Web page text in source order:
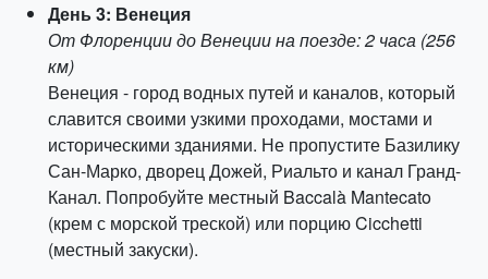
День 3: Венеция
От Флоренции до Венеции на поезде: 2 часа (256
км)
Венеция - город водных путей и каналов, который
славится своими узкими проходами, мостами и
историческими зданиями. Не пропустите Базилику
Сан-Марко, дворец Дожей, Риальто и канал Гранд-
Канал. Попробуйте местный Baccalà Mantecato
(крем с морской треской) или порцию Cicchetti
(местный закуски).